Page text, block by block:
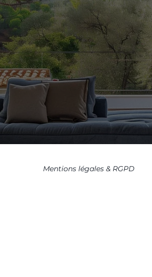
Mentions légales & RGPD